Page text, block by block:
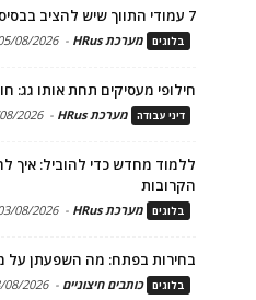
7 עמודי התווך שיש להציב בבסיס תהליך הגיוס ומיתוג המעסיק
בלוגים מערכת HRus -
08/2026
חילופי מעסיקים תחת אותו
דיני עבודה מערכת HRus -
2026
ללמוד מחדש כדי להוביל: איך
הקרובות
בלוגים מערכת HRus -
08/2026
בחירות בפתח: מה השפעתן על
בלוגים כותבים חיצוניים -
08/2026